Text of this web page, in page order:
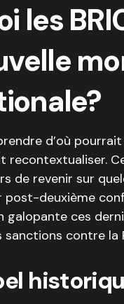
les
d’où
de revenir sur
post-deuxième
galopante ces
sanctions contre